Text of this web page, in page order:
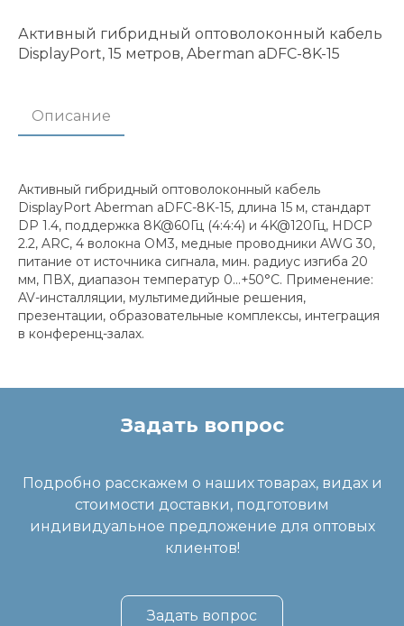
Активный гибридный оптоволоконный кабель
DisplayPort, 15 метров, Aberman aDFC-8K-15
Описание
Активный гибридный оптоволоконный кабель
DisplayPort Aberman aDFC-8K-15, длина 15 м, стандарт
DP 1.4, поддержка 8K@60Гц (4:4:4) и 4K@120Гц, HDCP
2.2, ARC, 4 волокна OM3, медные проводники AWG 30,
питание от источника сигнала, мин. радиус изгиба 20
мм, ПВХ, диапазон температур 0…+50°C. Применение:
AV-инсталляции, мультимедийные решения,
презентации, образовательные комплексы, интеграция
в конференц-залах.
Задать вопрос
Подробно расскажем о наших товарах, видах и
стоимости доставки, подготовим
индивидуальное предложение для оптовых
клиентов!
Задать вопрос